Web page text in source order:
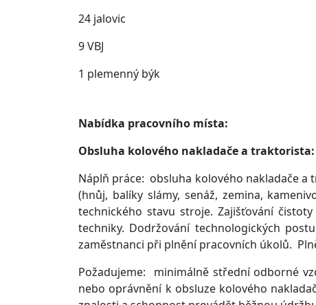
24 jalovic
9 VBJ
1 plemenný býk
Nabídka pracovního místa:
Obsluha kolového nakladače a traktorista:
Náplň práce: obsluha kolového nakladače a
(hnůj, balíky slámy, senáž, zemina,
technického stavu stroje. Zajišťování
techniky. Dodržování technologických
zaměstnanci při plnění pracovních úkolů.
Požadujeme: minimálně střední odborné
nebo oprávnění k obsluze kolového